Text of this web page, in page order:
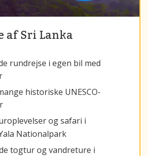
af Sri Lanka
rundrejse i egen bil med
historiske UNESCO-
og safari i
Nationalpark
togtur og vandreture i